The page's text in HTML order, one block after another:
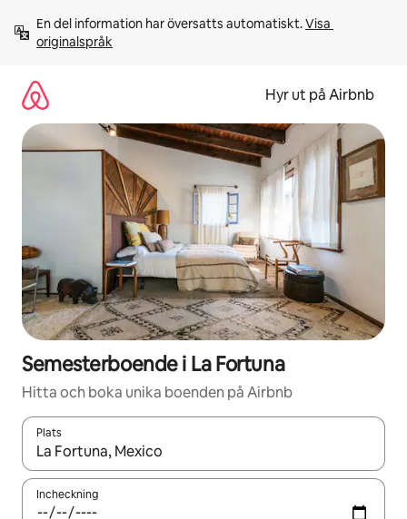
innehåll
En del information har översatts automatiskt. Visa
originalspråk
Hyr ut på Airbnb
Semesterboende i La Fortuna
Hitta och boka unika boenden på Airbnb
Plats
När resultaten är tillgängliga kan du navigera med upp- och
Incheckning